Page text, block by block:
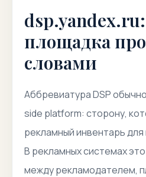
площадка
словами
Аббревиатура DSP
side platform: сторону,
рекламный инвентарь
В рекламных системах
между рекламодателем,